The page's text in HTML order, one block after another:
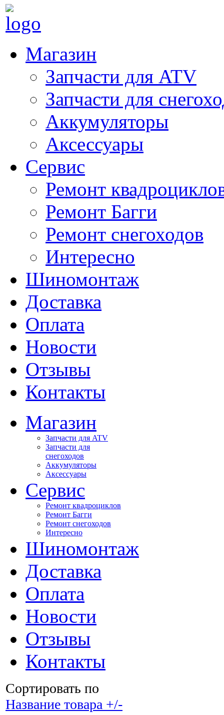
Магазин
Запчасти для ATV
Запчасти для
Аккумуляторы
Аксессуары
Сервис
Ремонт
Ремонт Багги
Ремонт снегоходов
Интересно
Шиномонтаж
Доставка
Оплата
Новости
Отзывы
Контакты
Магазин
Запчасти для ATV
Запчасти для
снегоходов
Аккумуляторы
Аксессуары
Сервис
Ремонт квадроциклов
Ремонт Багги
Ремонт снегоходов
Интересно
Шиномонтаж
Доставка
Оплата
Новости
Отзывы
Контакты
Сортировать по
Название товара +/-